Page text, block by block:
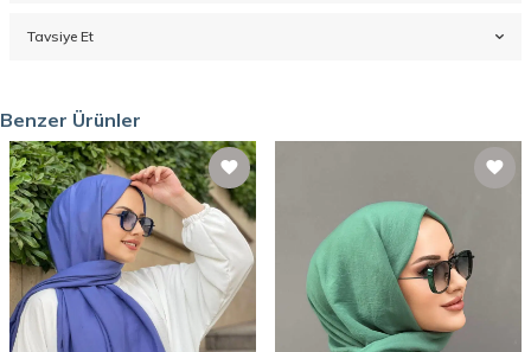
Tavsiye Et
Benzer Ürünler